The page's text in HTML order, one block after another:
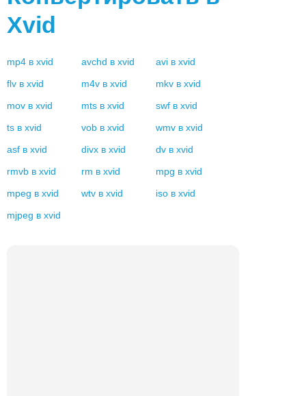
Xvid
mp4 в xvid avchd в xvid avi в xvid
flv в xvid m4v в xvid mkv в xvid
mov в xvid mts в xvid swf в xvid
ts в xvid vob в xvid wmv в xvid
asf в xvid divx в xvid dv в xvid
rmvb в xvid rm в xvid mpg в xvid
mpeg в xvid wtv в xvid iso в xvid
mjpeg в xvid